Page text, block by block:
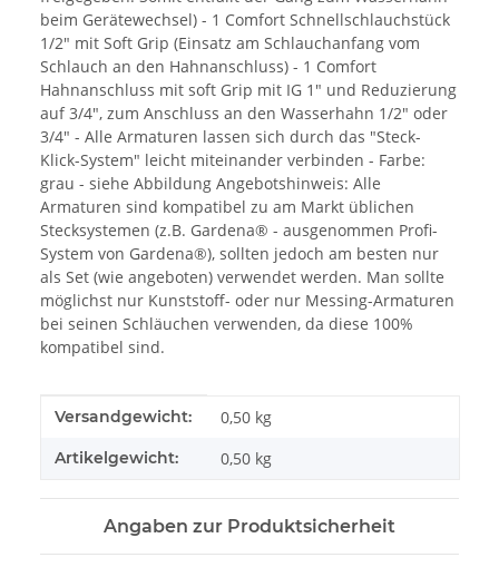
beim Gerätewechsel) - 1 Comfort Schnellschlauchstück
1/2" mit Soft Grip (Einsatz am Schlauchanfang vom
Schlauch an den Hahnanschluss) - 1 Comfort
Hahnanschluss mit soft Grip mit IG 1" und Reduzierung
auf 3/4", zum Anschluss an den Wasserhahn 1/2" oder
3/4" - Alle Armaturen lassen sich durch das "Steck-
Klick-System" leicht miteinander verbinden - Farbe:
grau - siehe Abbildung Angebotshinweis: Alle
Armaturen sind kompatibel zu am Markt üblichen
Stecksystemen (z.B. Gardena® - ausgenommen Profi-
System von Gardena®), sollten jedoch am besten nur
als Set (wie angeboten) verwendet werden. Man sollte
möglichst nur Kunststoff- oder nur Messing-Armaturen
bei seinen Schläuchen verwenden, da diese 100%
kompatibel sind.
Produkteigenschaft
Wert
Versandgewicht: 0,50 kg
Artikelgewicht: 0,50 kg
Angaben zur Produktsicherheit